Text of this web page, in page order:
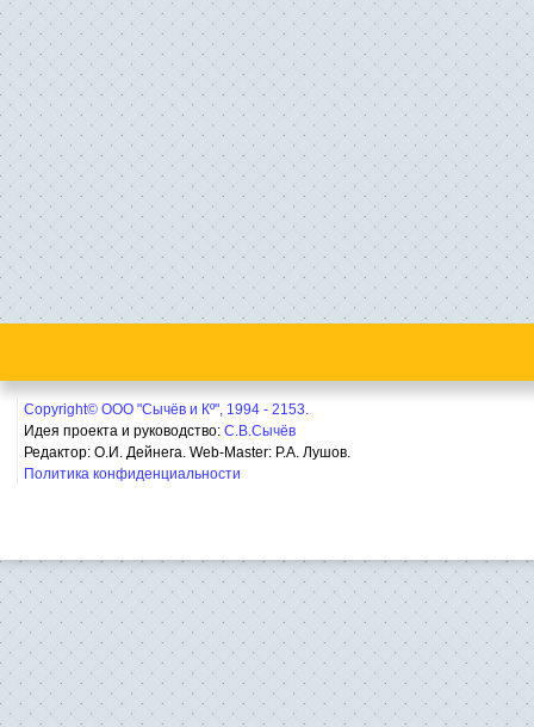
Copyright© ООО "Сычёв и Кº", 1994 - 2153.
Идея проекта и руководство: С.В.Сычёв
Редактор: О.И. Дейнега. Web-Master: Р.А. Лушов.
Политика конфиденциальности